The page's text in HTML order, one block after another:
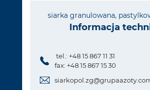
siarka granulowana,
Informacja
tel.: +48 15 867 11 31
fax: +48 15 867 15 30